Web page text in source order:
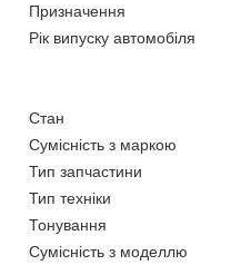
Призначення
Рік випуску автомобіля
Стан
Сумісність з маркою
Тип запчастини
Тип техніки
Тонування
Сумісність з моделлю